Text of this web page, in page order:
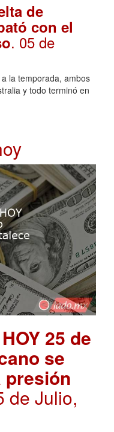
de
con el
. 05 de
la temporada, ambos
y todo terminó en
25 de
se
presión
de Julio,